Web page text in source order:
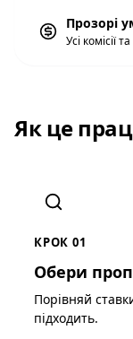
Прозорі
Усі комісії
Як це
КРОК 01
Обери
Порівняй
підходить.